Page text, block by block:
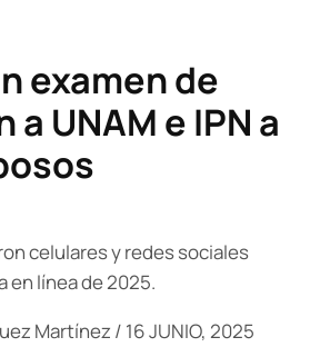
examen de
UNAM e IPN a
celulares y redes sociales
en línea de 2025.
Martínez / 16 JUNIO, 2025